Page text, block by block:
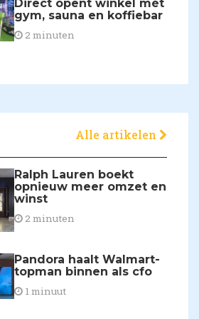
Direct opent winkel mét
gym, sauna en koffiebar
2 minuten
Alle artikelen
Ralph Lauren boekt
opnieuw meer omzet en
winst
2 minuten
Pandora haalt Walmart-
topman binnen als cfo
1 minuut